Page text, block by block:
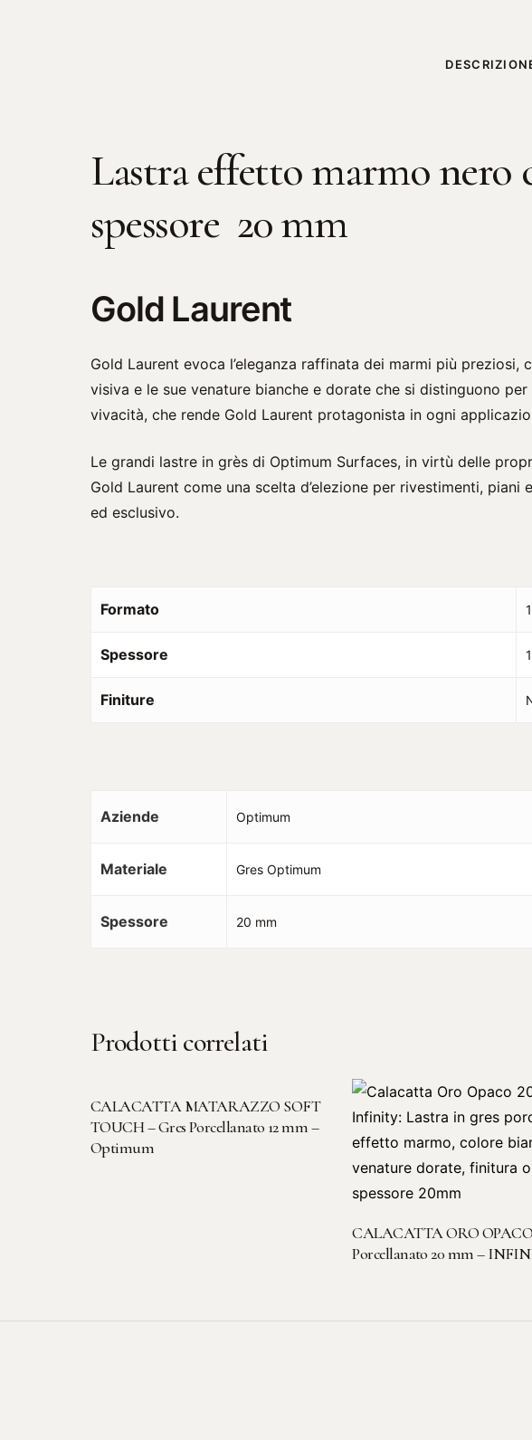
Lastra effetto marmo nero
spessore 20 mm
Gold Laurent
Gold Laurent evoca l’eleganza raffinata dei marmi più
visiva e le sue venature bianche e dorate che si distinguono
vivacità, che rende Gold Laurent protagonista in ogni
Le grandi lastre in grès di Optimum Surfaces, in virtù delle
Gold Laurent come una scelta d’elezione per rivestimenti,
ed esclusivo.
Formato
Spessore
Finiture
Aziende Optimum
Materiale Gres Optimum
Spessore 20 mm
Prodotti correlati
CALACATTA MATARAZZO SOFT
TOUCH – Gres Porcellanato 12 mm –
Optimum
CALACATTA ORO
Porcellanato 20 mm –